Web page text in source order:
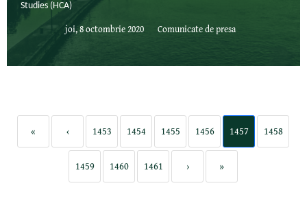
Studies (HCA)
joi, 8 octombrie 2020 Comunicate de presa
« ‹ 1453 1454 1455 1456 1457 1458
1459 1460 1461 › »